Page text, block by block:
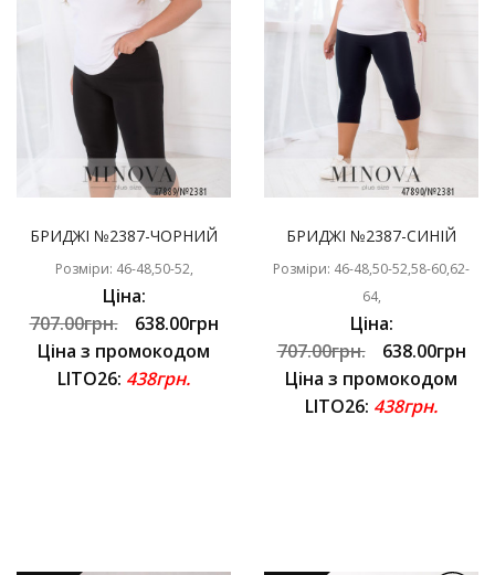
БРИДЖІ №2387-ЧОРНИЙ
Розміри: 46-48,50-52,
Ціна:
707.00грн.
638.00грн
Ціна з промокодом
LITO26: 438грн.
БРИДЖІ №2387-СИНІЙ
Розміри: 46-48,50-52,58-60,62-
64,
Ціна:
707.00грн.
638.00грн
Ціна з промокодом
LITO26: 438грн.